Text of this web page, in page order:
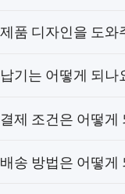
자인해 드릴 수 있습니
제품 디자인을 도와
을 얻을 수 있도록
납기는 어떻게 되나
문은 약 1주일 또는 2
결제 조건은 어떻게
원합니다. 자세한 내용
배송 방법은 어떻게